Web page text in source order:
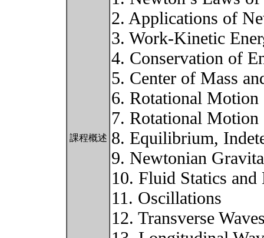
課程概述
2. Applications of
3. Work-Kinetic
4. Conservation of
5. Center of Mass
6. Rotational Motion
7. Rotational
8. Equilibrium,
9. Newtonian
10. Fluid Statics and
11. Oscillations
12. Transverse